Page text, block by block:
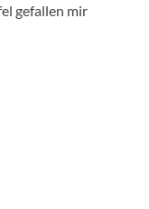
gefallen mir